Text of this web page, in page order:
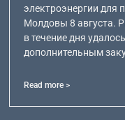
электроэнергии для
Молдовы 8 августа.
в течение дня
дополнительным
Read more >